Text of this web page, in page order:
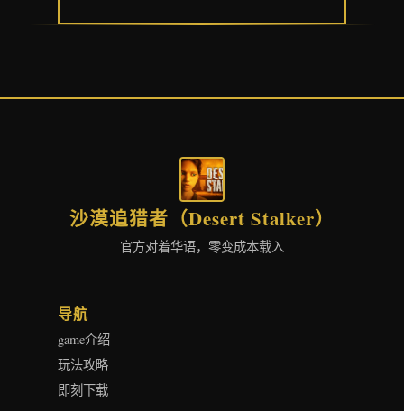
沙漠追猎者（Desert Stalker）
官方对着华语，零变成本载入
导航
game介绍
玩法攻略
即刻下载